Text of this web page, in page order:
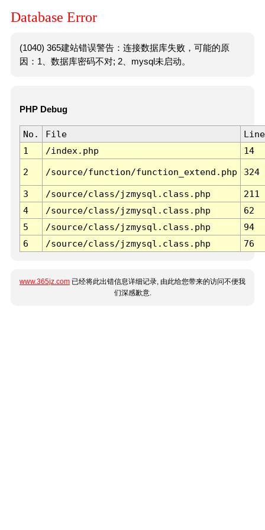
Database Error
(1040) 365建站错误警告：连接数据库失败，可能的原
因：1、数据库密码不对; 2、mysql未启动。
PHP Debug
No. File
Line
1
/index.php 14
2 /source/function/function_extend.php 324
3 /source/class/jzmysql.class.php
211
4
/source/class/jzmysql.class.php
62
5
/source/class/jzmysql.class.php
94
6
/source/class/jzmysql.class.php 76
www.365jz.com 已经将此出错信息详细记录, 由此给您带来的访问不便我
们深感歉意.